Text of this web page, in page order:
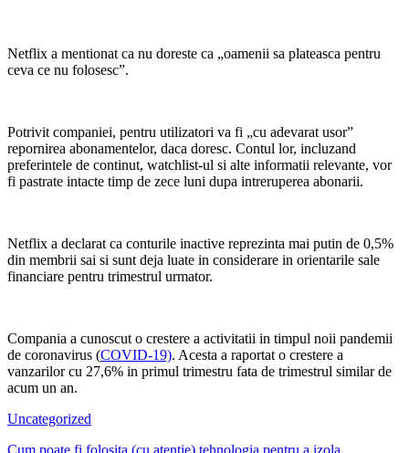
Netflix a mentionat ca nu doreste ca „oamenii sa plateasca pentru
ceva ce nu folosesc”.
Potrivit companiei, pentru utilizatori va fi „cu adevarat usor”
repornirea abonamentelor, daca doresc. Contul lor, incluzand
preferintele de continut, watchlist-ul si alte informatii relevante, vor
fi pastrate intacte timp de zece luni dupa intreruperea abonarii.
Netflix a declarat ca conturile inactive reprezinta mai putin de 0,5%
din membrii sai si sunt deja luate in considerare in orientarile sale
financiare pentru trimestrul urmator.
Compania a cunoscut o crestere a activitatii in timpul noii pandemii
de coronavirus (COVID-19). Acesta a raportat o crestere a
vanzarilor cu 27,6% in primul trimestru fata de trimestrul similar de
acum un an.
Uncategorized
Cum poate fi folosita (cu atenție) tehnologia pentru a izola